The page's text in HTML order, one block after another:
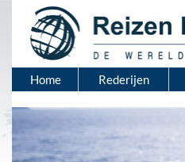
Home Rederijen